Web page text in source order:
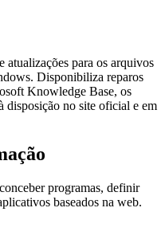
atualizações para os arquivos
Disponibiliza reparos
Knowledge Base, os
disposição no site oficial e em
programas, definir
baseados na web.